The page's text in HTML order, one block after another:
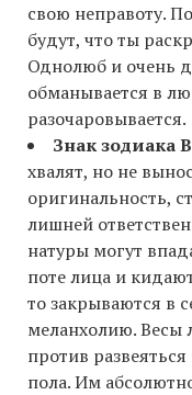
свою неправоту.
будут, что ты
Однолюб и очень
обманывается в
разочаровывается.
Знак зодиака
хвалят, но не
оригинальность,
лишней
натуры могут
поте лица и
то закрываются в
меланхолию. Весы
против
пола. Им